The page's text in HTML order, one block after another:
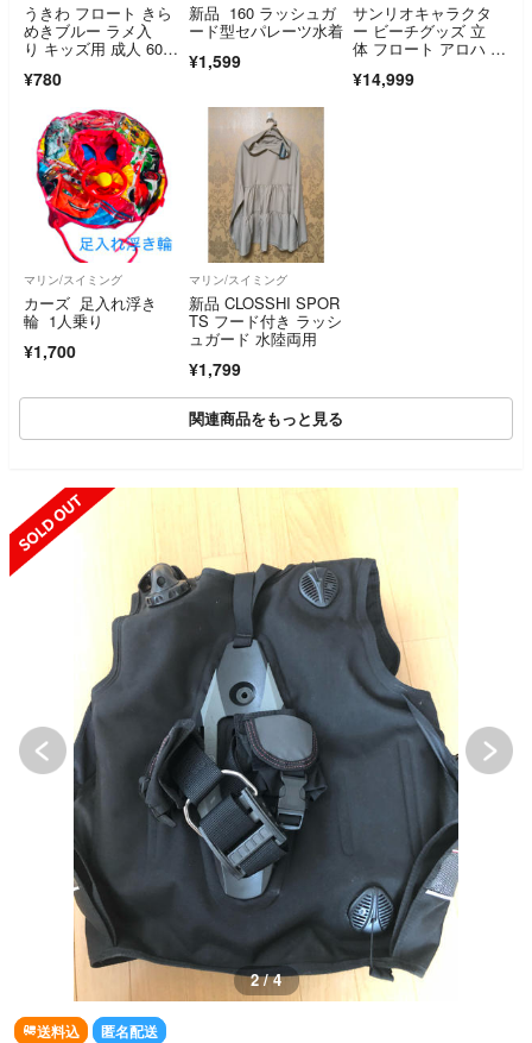
うきわ フロート きら
めきブルー ラメ入
り キッズ用 成人 60サ
¥780
新品 160 ラッシュガ
ード型セパレーツ水着
¥1,599
サンリオキャラクタ
ー ビーチグッズ 立
体 フロート アロハ キ
¥14,999
マリン/スイミング
カーズ 足入れ浮き
輪 1人乗り
¥1,700
マリン/スイミング
新品 CLOSSHI SPOR
TS フード付き ラッシ
ュガード 水陸両用
¥1,799
関連商品をもっと見る
3 / 4
送料込 匿名配送